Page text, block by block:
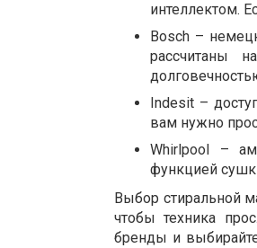
интеллектом.
Bosch –
рассчитаны
Indesit –
вам нужно
Whirlpool –
функцией
Выбор стиральной
чтобы техника
бренды и